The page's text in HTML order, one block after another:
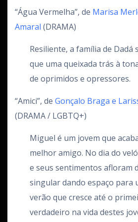
“Água Vermelha”, de Marisa
Amaral (DRAMA)
Resiliente, a família de Dadá
que uma queixada trás à
de oprimidos e opressores.
“Amici”, de Gonçalo Braga e
(DRAMA / LGBTQ+)
Miguel é um jovem que
melhor amigo. No dia do
e seus sentimentos afloram
singular dando espaço para
verão que cresce até o
verdadeiro na vida destes